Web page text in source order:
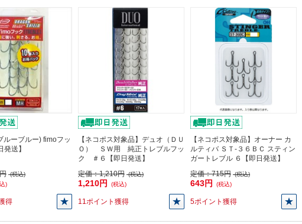
ルーブルー) fimoフッ
発送】
(税込)
)
得
【ネコポス対象品】デュオ（ＤＵ
Ｏ） ＳＷ用 純正トレブルフッ
ク ＃６【即日発送】
定価：1,210円 (税込)
1,210円 (税込)
11ポイント獲得
【ネコポス対象品】オーナー カ
ルティバ ＳＴ-３６ＢＣ スティン
ガートレブル ６【即日発送】
定価：715円 (税込)
643円 (税込)
5ポイント獲得